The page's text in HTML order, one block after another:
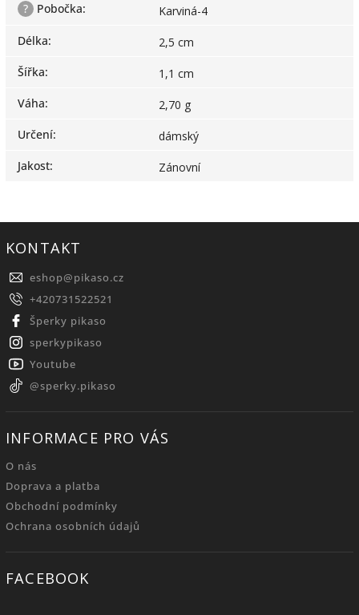
?
Pobočka:
Karviná-4
Délka:
2,5 cm
Šířka:
1,1 cm
Váha:
2,70 g
Určení:
dámský
Jakost: Zánovní
KONTAKT
eshop@pikaso.cz
+420731522521
Šperky pikaso
sperkypikaso
Youtube
@sperky.pikaso
INFORMACE PRO VÁS
O nás
Doprava a platba
Obchodní podmínky
Ochrana osobních údajů
FACEBOOK